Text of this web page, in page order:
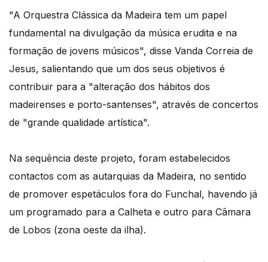
"A Orquestra Clássica da Madeira tem um papel
fundamental na divulgação da música erudita e na
formação de jovens músicos", disse Vanda Correia de
Jesus, salientando que um dos seus objetivos é
contribuir para a "alteração dos hábitos dos
madeirenses e porto-santenses", através de concertos
de "grande qualidade artística".
Na sequência deste projeto, foram estabelecidos
contactos com as autarquias da Madeira, no sentido
de promover espetáculos fora do Funchal, havendo já
um programado para a Calheta e outro para Câmara
de Lobos (zona oeste da ilha).